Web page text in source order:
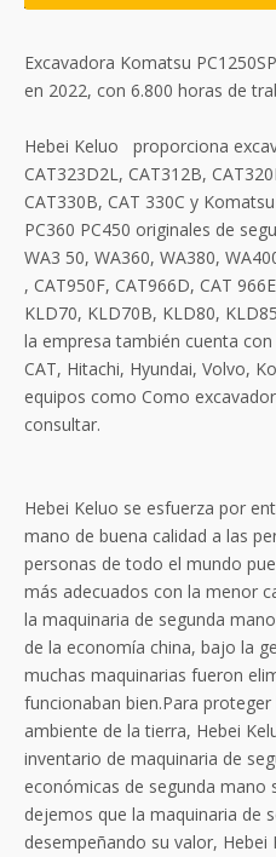
Excavadora Komatsu
en 2022, con 6.800 horas de
Hebei Keluo proporciona
CAT323D2L, CAT312B,
CAT330B, CAT 330C y
PC360 PC450 originales de
WA3 50, WA360, WA380,
, CAT950F, CAT966D, CAT
KLD70, KLD70B, KLD80,
la empresa también cuenta
CAT, Hitachi, Hyundai, Volvo,
equipos como Como
consultar.
Hebei Keluo se esfuerza por
mano de buena calidad a las
personas de todo el mundo
más adecuados con la menor
la maquinaria de segunda
de la economía china, bajo la
muchas maquinarias fueron
funcionaban bien.Para
ambiente de la tierra, Hebei
inventario de maquinaria de
económicas de segunda mano
dejemos que la maquinaria de
desempeñando su valor,